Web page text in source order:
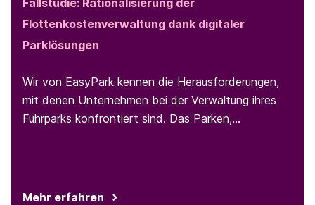
Fallstudie: Rationalisierung der
Flottenkostenverwaltung dank digitaler
Parklösungen
Wir von EasyPark kennen die Herausforderungen,
mit denen Unternehmen bei der Verwaltung ihres
Fuhrparks konfrontiert sind. Das Parken,
begeistert, ein führendes deutsches
Mehr erfahren